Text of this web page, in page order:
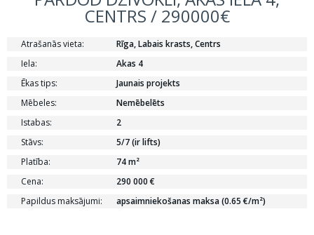
CENTRS / 290000€
Atrašanās vieta:
Rīga, Labais krasts, Centrs
Iela:
Akas 4
Ēkas tips:
Jaunais projekts
Mēbeles:
Nemēbelēts
Istabas:
2
Stāvs:
5/7 (ir lifts)
Platība:
74 m²
Cena:
290 000 €
Papildus maksājumi:
apsaimniekošanas maksa (0.65 €/m²)